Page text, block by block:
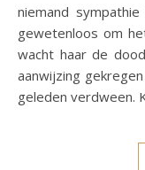
niemand
gewetenloos om
wacht haar de
aanwijzing
geleden verdween.